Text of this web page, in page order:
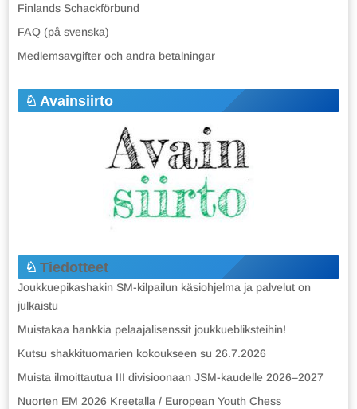
Finlands Schackförbund
FAQ (på svenska)
Medlemsavgifter och andra betalningar
Avainsiirto
Tiedotteet
Joukkuepikashakin SM-kilpailun käsiohjelma ja palvelut on
julkaistu
Muistakaa hankkia pelaajalisenssit joukkuebliksteihin!
Kutsu shakkituomarien kokoukseen su 26.7.2026
Muista ilmoittautua III divisioonaan JSM-kaudelle 2026–2027
Nuorten EM 2026 Kreetalla / European Youth Chess